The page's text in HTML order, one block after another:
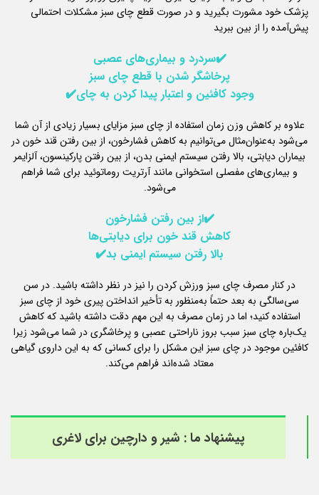
پزشک خود مشورت بگیرید و در صورت قطع چای سبز مشکلات احتمالی
پیش‌آمده را از بین ببرید
✔️سردرد و بیماری‌های عصبی
پرخاشگر شدن با قطع چای سبز
وجود کافئین و اعتبار پیدا کردن به چای✔️
علاوه بر کاهش وزن زمان استفاده از چای سبز مزایای بسیار زیادی از آن شما
می‌شود به‌عنوان‌مثال می‌توانیم به کاهش فشارخون، از بین رفتن قند خون در
بیماران دیابتی، بالا رفتن سیستم ایمنی بدن، از بین رفتن پارکینسون، آلزایمر
و بیماری‌های مفصلی استخوانی مانند آرتریت روماتوئید برای شما فراهم
می‌شود.
✔️از بین رفتن فشارخون
کاهش قند خون برای دیابتی‌ها
بالا رفتن سیستم ایمنی بد✔️
در کنار مصرف چای سبز ورزش کردن را نیز در نظر داشته باشید. در سن
سی‌سالگی به بعد حتماً به‌منظور به تأخیر انداختن پیری خود از چای سبز
استفاده کنید؛ اما در زمان مصرف به این مهم دقت داشته باشید که کاهش
یک‌باره چای سبز سبب بروز ناراحتی عصبی و پرخاشگری در شما می‌شود زیرا
کافئین موجود در چای سبز این مشکل را برای کسانی که به این داروی گیاهی
معتاد شده‌اند فراهم می‌کند.
پیشنهاد ما : شیر و دارچین برای لاغری